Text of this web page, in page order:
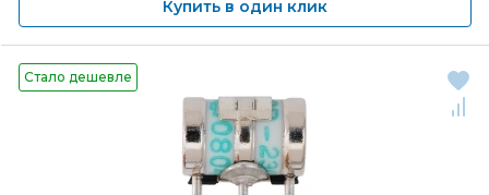
Купить в один клик
Стало дешевле